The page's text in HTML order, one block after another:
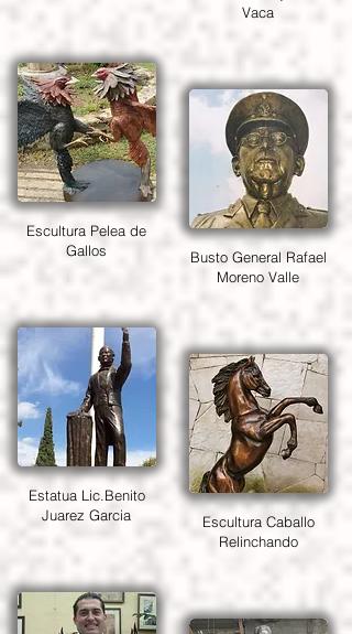
Escultura Pelea de
Gallos
Estatua Lic.Benito
Juarez Garcia
Vaca
Busto General Rafael
Moreno Valle
Escultura Caballo
Relinchando